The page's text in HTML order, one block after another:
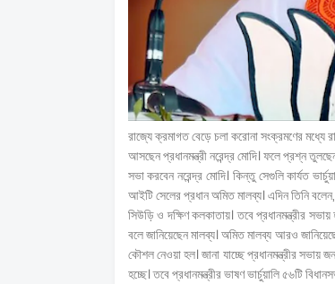
রাজ্যে ক্রমাগত বেড়ে চলা করোনা সংক্রমণের মধ্যে
আসছেন প্রধানমন্ত্রী নরেন্দ্র মোদি। ফলে প্রশ্ন
সভা করবেন নরেন্দ্র মোদি। কিন্তু সেগুলি কার্যত
আইটি সেলের প্রধান অমিত মালব্য। এদিন তিনি
সিউড়ি ও দক্ষিণ কলকাতায়। তবে প্রধানমন্ত্রীর
বলে জানিয়েছেন মালব্য। অমিত মালব্য আরও
কৌশল নেওয়া হল। জানা যাচ্ছে প্রধানমন্ত্রীর
হচ্ছে। তবে প্রধানমন্ত্রীর ভাষণ ভার্চুয়ালি ৫৬টি